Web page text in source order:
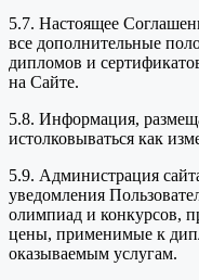
5.7. Настоящее
все дополнительные
дипломов и
на Сайте.
5.8. Информация,
истолковываться как
5.9. Администрация
уведомления
олимпиад и конкурсов,
цены, применимые к
оказываемым услугам.